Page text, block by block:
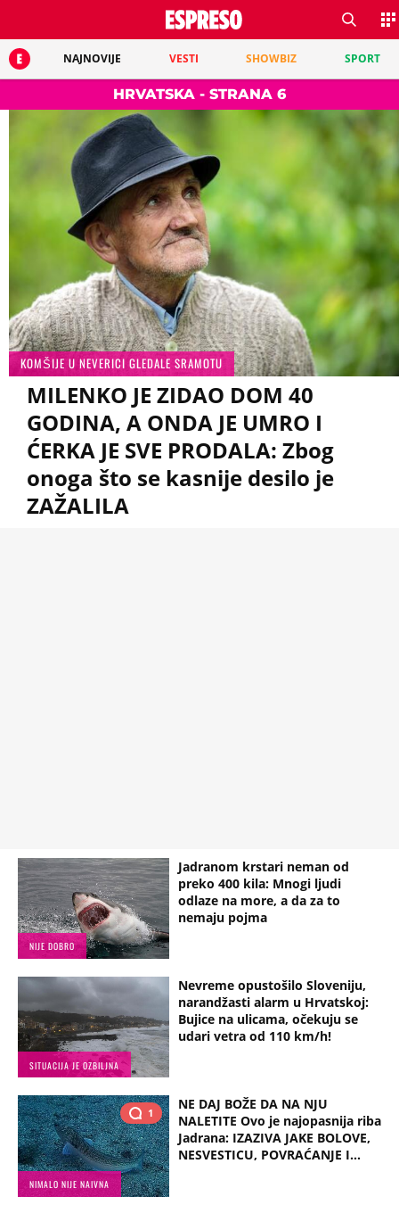
NAJNOVIJE VESTI SHOWBIZ SPORT
HRVATSKA - STRANA 6
KOMŠIJE U NEVERICI GLEDALE SRAMOTU
MILENKO JE ZIDAO DOM 40
GODINA, A ONDA JE UMRO I
ĆERKA JE SVE PRODALA: Zbog
onoga što se kasnije desilo je
ZAŽALILA
NIJE DOBRO
Jadranom krstari neman od
preko 400 kila: Mnogi ljudi
odlaze na more, a da za to
nemaju pojma
SITUACIJA JE OZBILJNA
Nevreme opustošilo Sloveniju,
narandžasti alarm u Hrvatskoj:
Bujice na ulicama, očekuju se
udari vetra od 110 km/h!
1
NIMALO NIJE NAIVNA
NE DAJ BOŽE DA NA NJU
NALETITE Ovo je najopasnija riba
Jadrana: IZAZIVA JAKE BOLOVE,
NESVESTICU, POVRAĆANJE I...